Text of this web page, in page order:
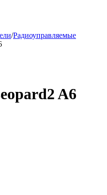
/Радиоуправляемые
A6